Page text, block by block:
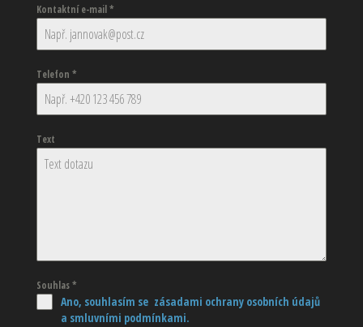
Kontaktní e-mail*
Telefon *
Text
Souhlas*
Ano, souhlasím se zásadami ochrany osobních údajů
a smluvními podmínkami.